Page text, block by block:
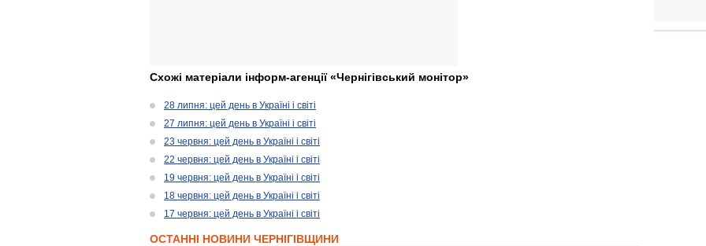
Схожі матеріали інформ-агенції «Чернігівський монітор»
28 липня: цей день в Україні і світі
27 липня: цей день в Україні і світі
23 червня: цей день в Україні і світі
22 червня: цей день в Україні і світі
19 червня: цей день в Україні і світі
18 червня: цей день в Україні і світі
17 червня: цей день в Україні і світі
ОСТАННІ НОВИНИ ЧЕРНІГІВЩИНИ